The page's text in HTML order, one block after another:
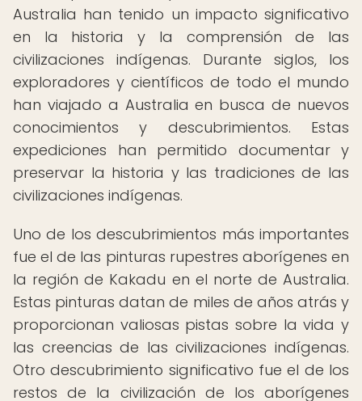
Australia han tenido un impacto significativo
en la historia y la comprensión de las
civilizaciones indígenas. Durante siglos, los
exploradores y científicos de todo el mundo
han viajado a Australia en busca de nuevos
conocimientos y descubrimientos. Estas
expediciones han permitido documentar y
preservar la historia y las tradiciones de las
civilizaciones indígenas.
Uno de los descubrimientos más importantes
fue el de las pinturas rupestres aborígenes en
la región de Kakadu en el norte de Australia.
Estas pinturas datan de miles de años atrás y
proporcionan valiosas pistas sobre la vida y
las creencias de las civilizaciones indígenas.
Otro descubrimiento significativo fue el de los
restos de la civilización de los aborígenes